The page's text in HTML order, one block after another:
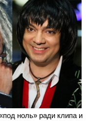
ноль» ради клипа и